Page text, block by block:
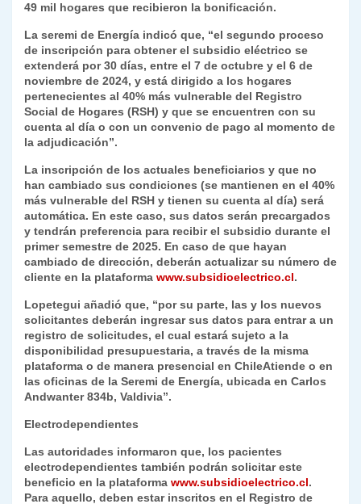
49 mil hogares que recibieron la bonificación.
La seremi de Energía indicó que, “el segundo proceso
de inscripción para obtener el subsidio eléctrico se
extenderá por 30 días, entre el 7 de octubre y el 6 de
noviembre de 2024, y está dirigido a los hogares
pertenecientes al 40% más vulnerable del Registro
Social de Hogares (RSH) y que se encuentren con su
cuenta al día o con un convenio de pago al momento de
la adjudicación”.
La inscripción de los actuales beneficiarios y que no
han cambiado sus condiciones (se mantienen en el 40%
más vulnerable del RSH y tienen su cuenta al día) será
automática. En este caso, sus datos serán precargados
y tendrán preferencia para recibir el subsidio durante el
primer semestre de 2025. En caso de que hayan
cambiado de dirección, deberán actualizar su número de
cliente en la plataforma www.subsidioelectrico.cl.
Lopetegui añadió que, “por su parte, las y los nuevos
solicitantes deberán ingresar sus datos para entrar a un
registro de solicitudes, el cual estará sujeto a la
disponibilidad presupuestaria, a través de la misma
plataforma o de manera presencial en ChileAtiende o en
las oficinas de la Seremi de Energía, ubicada en Carlos
Andwanter 834b, Valdivia”.
Electrodependientes
Las autoridades informaron que, los pacientes
electrodependientes también podrán solicitar este
beneficio en la plataforma www.subsidioelectrico.cl.
Para aquello, deben estar inscritos en el Registro de